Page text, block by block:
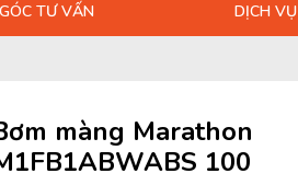
GÓC TƯ VẤN DỊCH VỤ
màng Marathon
100